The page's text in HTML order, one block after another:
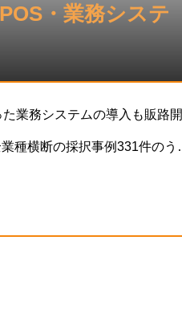
・業務システ
業務システムの導入も販路開
種横断の採択事例331件のう